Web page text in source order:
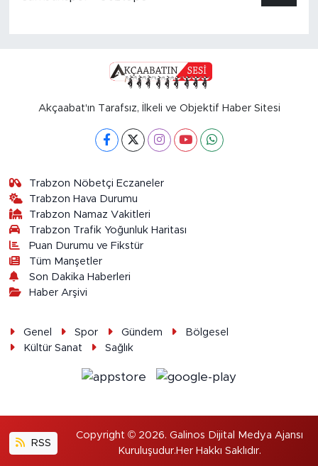
Akçaabat'ın Tarafsız, İlkeli ve Objektif Haber Sitesi
Trabzon Nöbetçi Eczaneler
Trabzon Hava Durumu
Trabzon Namaz Vakitleri
Trabzon Trafik Yoğunluk Haritası
Puan Durumu ve Fikstür
Tüm Manşetler
Son Dakika Haberleri
Haber Arşivi
Genel Spor Gündem
Bölgesel
Kültür Sanat
Sağlık
RSS
Copyright © 2026. Galinos Dijital Medya Ajansı
Kuruluşudur.Her Hakkı Saklıdır.